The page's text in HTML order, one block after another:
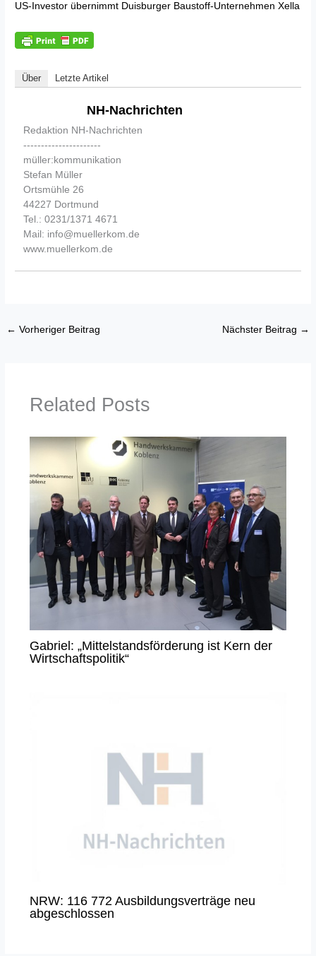
US-Investor übernimmt Duisburger Baustoff-Unternehmen Xella
Über Letzte Artikel
NH-Nachrichten
Redaktion NH-Nachrichten
----------------------
müller:kommunikation
Stefan Müller
Ortsmühle 26
44227 Dortmund
Tel.: 0231/1371 4671
Mail: info@muellerkom.de
www.muellerkom.de
← Vorheriger Beitrag Nächster Beitrag →
Related Posts
Gabriel: „Mittelstandsförderung ist Kern der
Wirtschaftspolitik“
NRW: 116 772 Ausbildungsverträge neu
abgeschlossen